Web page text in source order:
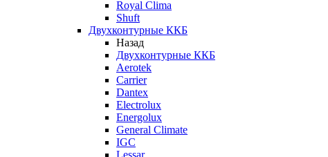
Royal Clima
Shuft
Двухконтурные ККБ
Назад
Двухконтурные ККБ
Aerotek
Carrier
Dantex
Electrolux
Energolux
General Climate
IGC
Lessar